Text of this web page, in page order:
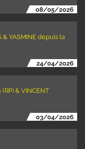
08/05/2026
& YASMINE depuis la
24/04/2026
& VINCENT
03/04/2026